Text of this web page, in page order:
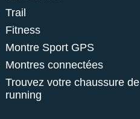
Trail
Fitness
Montre Sport GPS
Montres connectées
Trouvez votre chaussure de
running